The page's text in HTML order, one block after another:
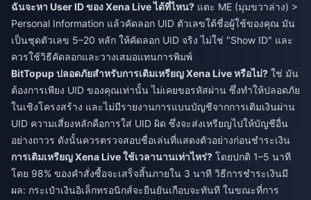
ฉันจะหา User ID ของ Xena Live ได้ที่ไหน? แตะ ME (มุมขวาล่าง) >
Personal Information แล้วคัดลอก UID ตัวเลขใต้ชื่อผู้ใช้ของคุณ มัน
เป็นชุดตัวเลข 5–20 หลัก ให้คัดลอก UID จริง ไม่ใช่ "Show ID" และ
ควรใช้วิธีคัดลอกและวางเสมอแทนการพิมพ์
BitTopup ปลอดภัยสำหรับการเติมเหรียญ Xena Live หรือไม่? ใช่ มัน
ต้องการเพียง UID ของคุณเท่านั้น ไม่เคยขอรหัสผ่าน ซึ่งทำให้ปลอดภัย
ในเชิงโครงสร้าง และไม่มีรายงานการแบนบัญชีจากการเติมเงินผ่าน
UID ความเสี่ยงหลักคือการใส่ UID ผิด ซึ่งจะส่งเหรียญไปให้บัญชีอื่น
อย่างถาวร ดังนั้นควรตรวจสอบชื่อเล่นที่แสดงตัวอย่างก่อนชำระเงิน
การเติมเหรียญ Xena Live ใช้เวลานานเท่าไหร่? โดยปกติ 1–5 นาที
โดย 98% ของคำสั่งซื้อจะเสร็จสิ้นภายใน 3 นาที วิธีการชำระเงินมี
ผล: กระเป๋าเงินอิเล็กทรอนิกส์จะยืนยันเกือบจะทันที ในขณะที่การ